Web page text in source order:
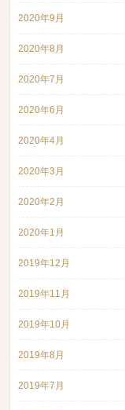
2020年9月
2020年8月
2020年7月
2020年6月
2020年4月
2020年3月
2020年2月
2020年1月
2019年12月
2019年11月
2019年10月
2019年8月
2019年7月